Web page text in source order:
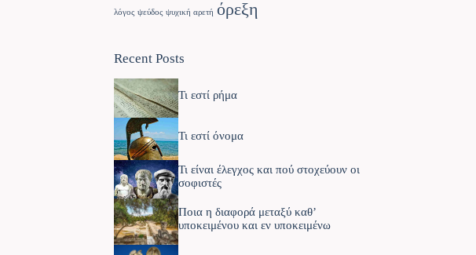
λόγος ψεύδος ψυχική αρετή όρεξη
Recent Posts
Τι εστί ρήμα
Τι εστί όνομα
Τι είναι έλεγχος και πού στοχεύουν οι
σοφιστές
Ποια η διαφορά μεταξύ καθ’
υποκειμένου και εν υποκειμένω